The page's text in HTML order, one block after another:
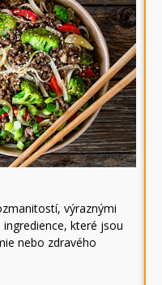
výraznými
které jsou
nebo zdravého